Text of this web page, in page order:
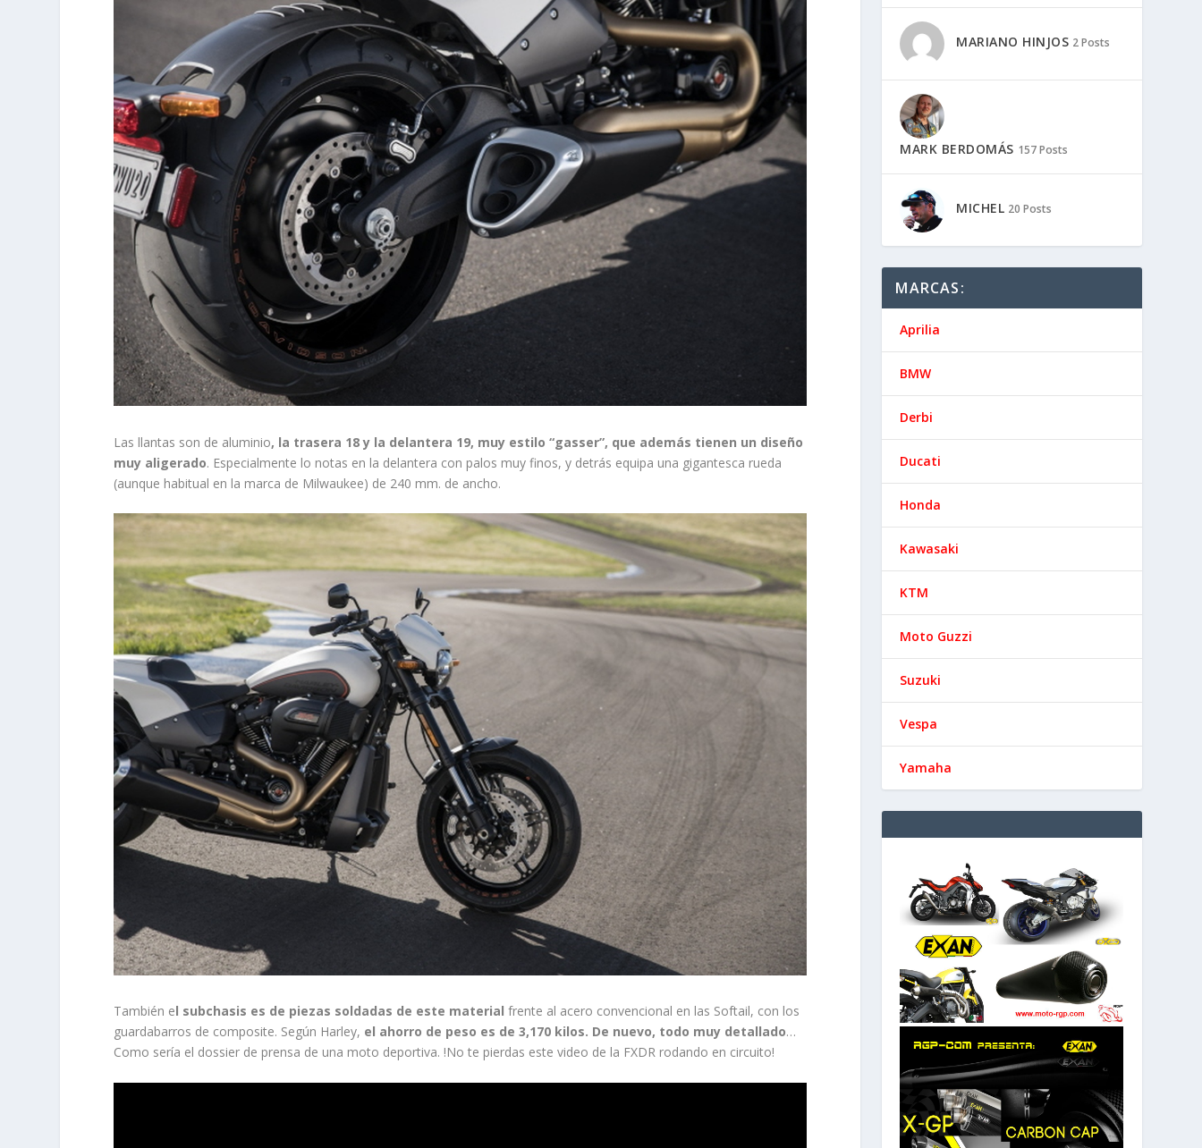
Las llantas son de aluminio, la trasera 18 y la delantera 19, muy estilo “gasser”, que además tienen un diseño
muy aligerado. Especialmente lo notas en la delantera con palos muy finos, y detrás equipa una gigantesca rueda
(aunque habitual en la marca de Milwaukee) de 240 mm. de ancho.
También el subchasis es de piezas soldadas de este materialfrente al acero convencional en las Softail, con los
guardabarros de composite. Según Harley, el ahorro de peso es de 3,170 kilos. De nuevo, todo muy detallado…
Como sería el dossier de prensa de una moto deportiva. !No te pierdas este video de la FXDR rodando en circuito!
MARIANO HINJOS 2 Posts
MARK BERDOMÁS 157 Posts
MICHEL 20 Posts
MARCAS:
Aprilia
BMW
Derbi
Ducati
Honda
Kawasaki
KTM
Moto Guzzi
Suzuki
Vespa
Yamaha